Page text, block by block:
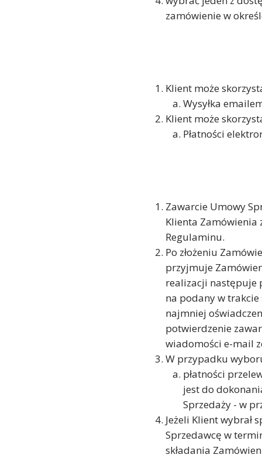
zamówienie w
Klient może
Wysyłka
Klient może
Płatności
Zawarcie Umowy
Klienta Zamówienia
Regulaminu.
Po złożeniu
przyjmuje
realizacji następuje
na podany w
najmniej
potwierdzenie
wiadomości e-mail
W przypadku
płatności
jest do
Sprzedaży - w
Jeżeli Klient wybrał
Sprzedawcę w
składania